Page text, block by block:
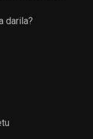
darila?